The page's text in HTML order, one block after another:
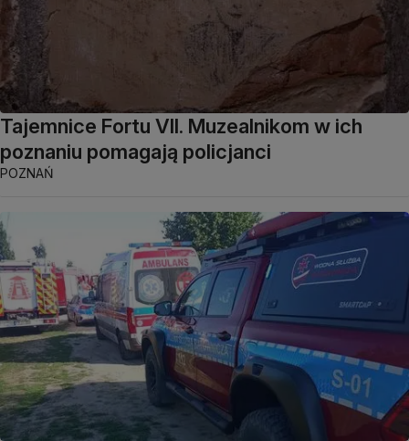
Tajemnice Fortu VII. Muzealnikom w ich
poznaniu pomagają policjanci
POZNAŃ